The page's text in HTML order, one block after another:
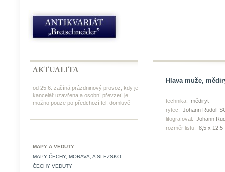
od 25.6. začíná prázdninový provoz, kdy je
kancelář uzavřena a osobní převzetí je
možno pouze po předchozí tel. domluvě
MAPY A VEDUTY
MAPY ČECHY, MORAVA, A SLEZSKO
ČECHY VEDUTY
Hlava muže,
technika: mědiryt
rytec: Johann Rudolf
litografoval: Johann
rozměr listu: 8,5 x 12,5